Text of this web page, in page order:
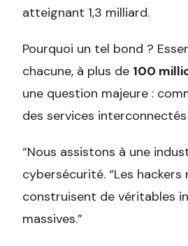
atteignant 1,3 milliard.
Pourquoi un tel bond ?
chacune, à plus de 100
une question majeure :
des services
“Nous assistons à une
cybersécurité. “Les
construisent de véritables
massives.”